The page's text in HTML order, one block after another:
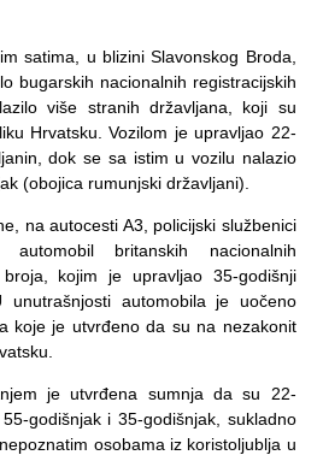
satima, u blizini Slavonskog Broda,
bugarskih nacionalnih registracijskih
više stranih državljana, koji su
Hrvatsku. Vozilom je upravljao 22-
dok se sa istim u vozilu nalazio
(obojica rumunjski državljani).
na autocesti A3, policijski službenici
britanskih nacionalnih
kojim je upravljao 35-godišnji
unutrašnjosti automobila je uočeno
koje je utvrđeno da su na nezakonit
je utvrđena sumnja da su 22-
godišnjak i 35-godišnjak, sukladno
osobama iz koristoljublja u